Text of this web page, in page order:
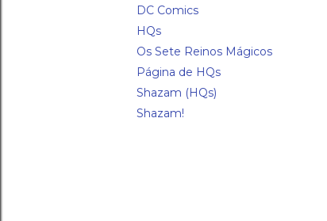
DC Comics
HQs
Os Sete Reinos Mágicos
Página de HQs
Shazam (HQs)
Shazam!